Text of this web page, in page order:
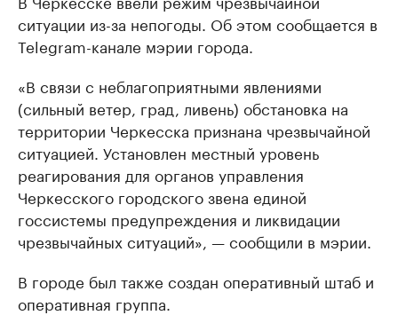
ситуации из-за непогоды. Об этом сообщается в
Telegram-канале мэрии города.
«В связи с неблагоприятными явлениями
(сильный ветер, град, ливень) обстановка на
территории Черкесска признана чрезвычайной
ситуацией. Установлен местный уровень
реагирования для органов управления
Черкесского городского звена единой
госсистемы предупреждения и ликвидации
чрезвычайных ситуаций», — сообщили в мэрии.
В городе был также создан оперативный штаб и
оперативная группа.